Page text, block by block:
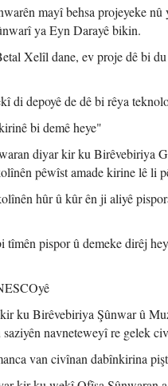
mayî behsa projeyeke
ya Eyn Darayê bikin.
Xelîl dane, ev proje dê bi
di depoyê de dê bi rêya
bi demê heye"
diyar kir ku Birêvebiriya
pêwîst amade kirine lê li
hûr û kûr ên ji aliyê
tîmên pispor û demeke dirêj
ku Birêvebiriya Şûnwar û
navneteweyî re gelek
van civînan dabînkirina